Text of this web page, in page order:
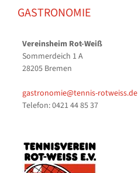
GASTRONOMIE
Vereinsheim Rot-Weiß
Sommerdeich 1 A
28205 Bremen
gastronomie@tennis-rotweiss.de
Telefon: 0421 44 85 37